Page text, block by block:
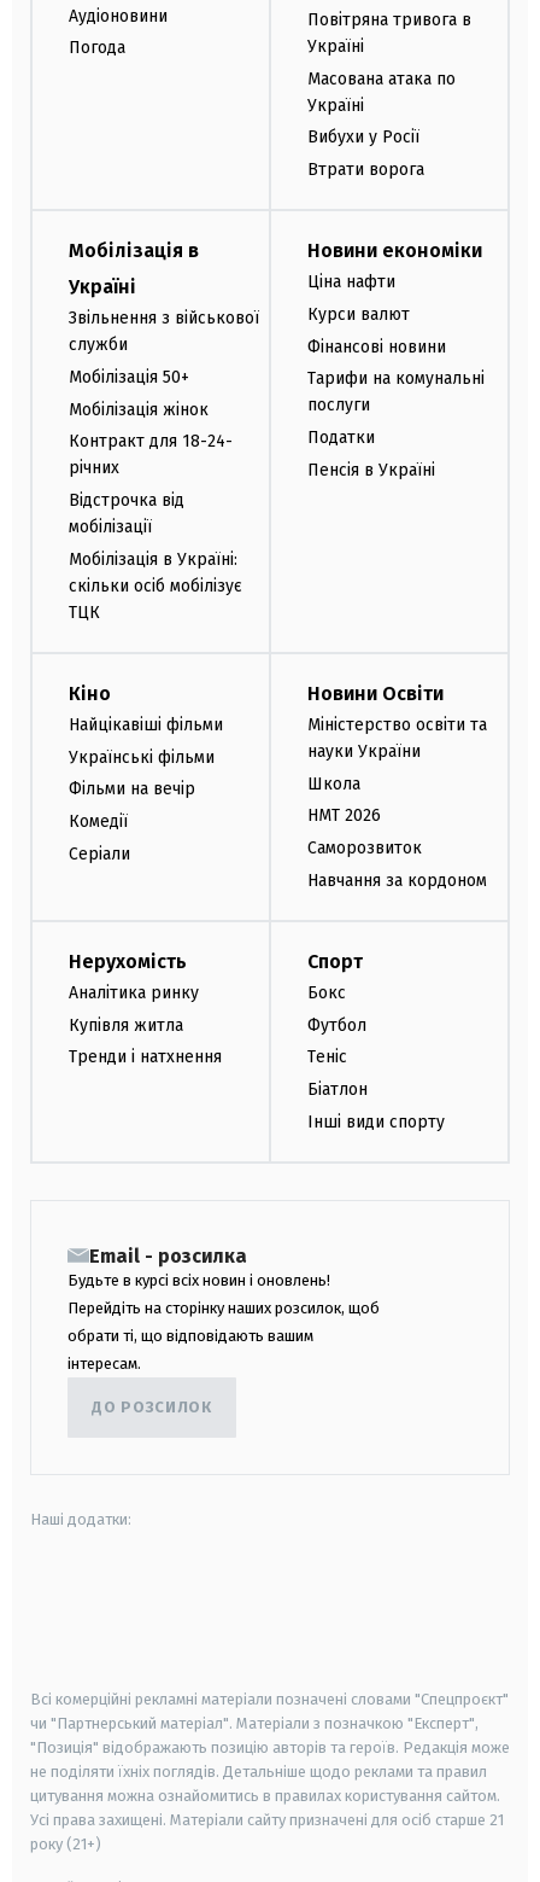
Аудіоновини
Погода
Повітряна тривога в
Україні
Масована атака по
Україні
Вибухи у Росії
Втрати ворога
Мобілізація в
Україні
Звільнення з військової
служби
Мобілізація 50+
Мобілізація жінок
Контракт для 18-24-
річних
Відстрочка від
мобілізації
Мобілізація в Україні:
скільки осіб мобілізує
ТЦК
Новини економіки
Ціна нафти
Курси валют
Фінансові новини
Тарифи на комунальні
послуги
Податки
Пенсія в Україні
Кіно
Найцікавіші фільми
Українські фільми
Фільми на вечір
Комедії
Серіали
Новини Освіти
Міністерство освіти та
науки України
Школа
НМТ 2026
Саморозвиток
Навчання за кордоном
Нерухомість
Аналітика ринку
Купівля житла
Тренди і натхнення
Спорт
Бокс
Футбол
Теніс
Біатлон
Інші види спорту
Email - розсилка
Будьте в курсі всіх новин і оновлень!
Перейдіть на сторінку наших розсилок, щоб
обрати ті, що відповідають вашим
інтересам.
ДО РОЗСИЛОК
Наші додатки:
Всі комерційні рекламні матеріали позначені словами "Спецпроєкт"
чи "Партнерський матеріал". Матеріали з позначкою "Експерт",
"Позиція" відображають позицію авторів та героїв. Редакція може
не поділяти їхніх поглядів. Детальніше щодо реклами та правил
цитування можна ознайомитись в правилах користування сайтом.
Усі права захищені. Матеріали сайту призначені для осіб старше 21
року (21+)